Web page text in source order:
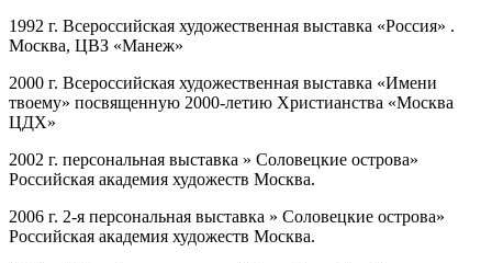
1992 г. Всероссийская художественная выставка «Россия» .
Москва, ЦВЗ «Манеж»
2000 г. Всероссийская художественная выставка «Имени
твоему» посвященную 2000-летию Христианства «Москва
ЦДХ»
2002 г. персональная выставка » Соловецкие острова»
Российская академия художеств Москва.
2006 г. 2-я персональная выставка » Соловецкие острова»
Российская академия художеств Москва.